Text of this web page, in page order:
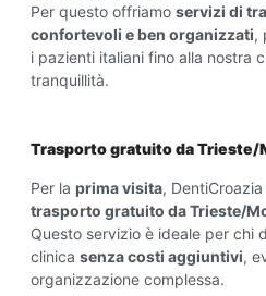
Per questo offriamo servizi di
confortevoli e ben organizzati,
i pazienti italiani fino alla nostra
tranquillità.
Trasporto gratuito da Trieste/
Per la prima visita,
trasporto gratuito da Trieste/
Questo servizio è ideale per chi
clinica senza costi aggiuntivi,
organizzazione complessa.